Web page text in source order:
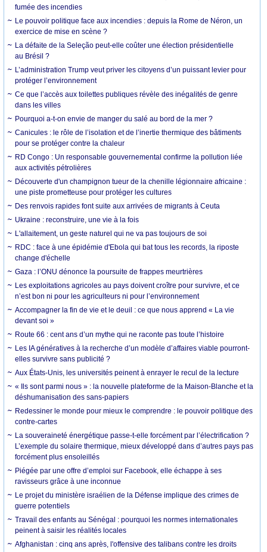
fumée des incendies
Le pouvoir politique face aux incendies : depuis la Rome de Néron, un
exercice de mise en scène ?
La défaite de la Seleção peut-elle coûter une élection présidentielle
au Brésil ?
L’administration Trump veut priver les citoyens d’un puissant levier pour
protéger l’environnement
Ce que l’accès aux toilettes publiques révèle des inégalités de genre
dans les villes
Pourquoi a-t-on envie de manger du salé au bord de la mer ?
Canicules : le rôle de l’isolation et de l’inertie thermique des bâtiments
pour se protéger contre la chaleur
RD Congo : Un responsable gouvernemental confirme la pollution liée
aux activités pétrolières
Découverte d'un champignon tueur de la chenille légionnaire africaine :
une piste prometteuse pour protéger les cultures
Des renvois rapides font suite aux arrivées de migrants à Ceuta
Ukraine : reconstruire, une vie à la fois
L'allaitement, un geste naturel qui ne va pas toujours de soi
RDC : face à une épidémie d'Ebola qui bat tous les records, la riposte
change d'échelle
Gaza : l’ONU dénonce la poursuite de frappes meurtrières
Les exploitations agricoles au pays doivent croître pour survivre, et ce
n’est bon ni pour les agriculteurs ni pour l’environnement
Accompagner la fin de vie et le deuil : ce que nous apprend « La vie
devant soi »
Route 66 : cent ans d’un mythe qui ne raconte pas toute l’histoire
Les IA génératives à la recherche d’un modèle d’affaires viable pourront-
elles survivre sans publicité ?
Aux États-Unis, les universités peinent à enrayer le recul de la lecture
« Ils sont parmi nous » : la nouvelle plateforme de la Maison-Blanche et la
déshumanisation des sans-papiers
Redessiner le monde pour mieux le comprendre : le pouvoir politique des
contre-cartes
La souveraineté énergétique passe-t-elle forcément par l’électrification ?
L’exemple du solaire thermique, mieux développé dans d’autres pays pas
forcément plus ensoleillés
Piégée par une offre d’emploi sur Facebook, elle échappe à ses
ravisseurs grâce à une inconnue
Le projet du ministère israélien de la Défense implique des crimes de
guerre potentiels
Travail des enfants au Sénégal : pourquoi les normes internationales
peinent à saisir les réalités locales
Afghanistan : cinq ans après, l'offensive des talibans contre les droits